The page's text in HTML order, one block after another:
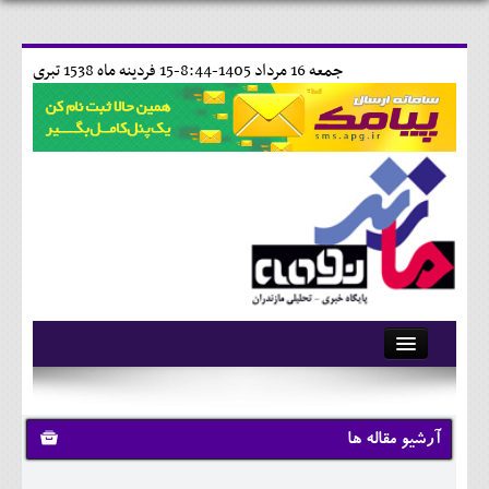
15 فردينه ماه 1538 تبری جمعه 16 مرداد 1405-8:44-
آرشیو
تماس با ما
وبلاگ
آرشیو مقاله ها